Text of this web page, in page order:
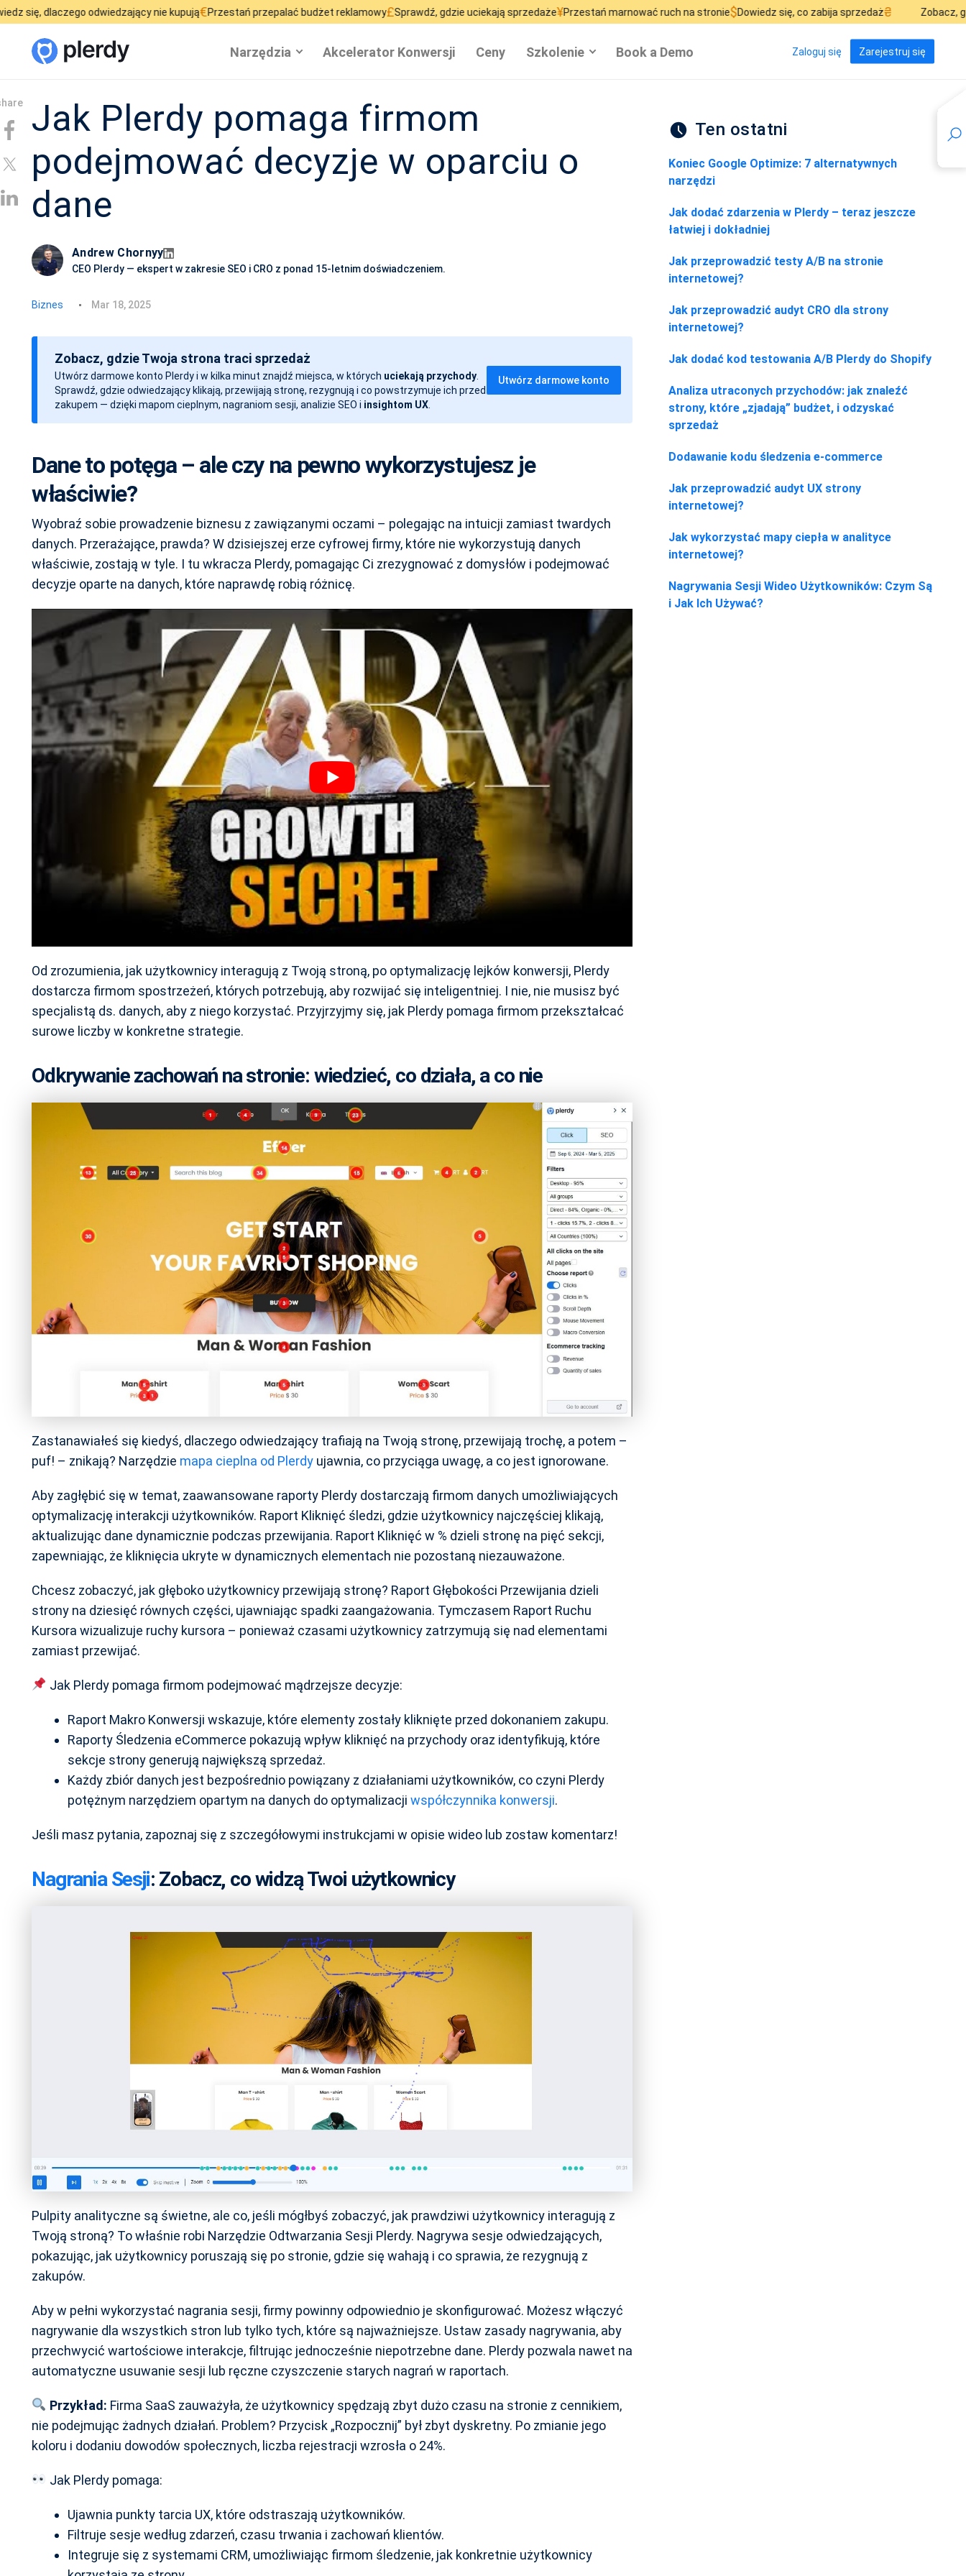
odwiedzający nie kupują€Przestań przepalać budżet reklamowy£Sprawdź, gdzie uciekają sprzedaże¥Przestań marnować ruch na stronie$Dowiedz się, co zabija sprzedaż ₴ Zobacz, gdzie
Narzędzia Akcelerator Konwersji Ceny Szkolenie Book a Demo Zaloguj się Zarejestruj się
Jak Plerdy pomaga firmom
podejmować decyzje w oparciu o
dane
Andrew Chornyy
CEO Plerdy — ekspert w zakresie SEO i CRO z ponad 15-letnim doświadczeniem.
Biznes
D
a
w
p
u
Mar 18, 2025
Zobacz, gdzie Twoja strona traci sprzedaż
Utwórz darmowe konto Plerdy i w kilka minut znajdź miejsca, w których uciekają przychody
Sprawdź, gdzie odwiedzający klikają, przewijają stronę, rezygnują i co powstrzymuje ich przed
zakupem — dzięki mapom cieplnym, nagraniom sesji, analizie SEO i insightom UX
Utwórz darmowe konto
Dane to potęga – ale czy na pewno wykorzystujesz je
właściwie?
Wyobraź sobie prowadzenie biznesu z zawiązanymi oczami – polegając na intuicji zamiast twardych
danych. Przerażające, prawda? W dzisiejszej erze cyfrowej firmy, które nie wykorzystują danych
właściwie, zostają w tyle. I tu wkracza Plerdy, pomagając Ci zrezygnować z domysłów i podejmować
decyzje oparte na danych, które naprawdę robią różnicę.
Od zrozumienia, jak użytkownicy interagują z Twoją stroną, po optymalizację lejków konwersji, Plerdy
dostarcza firmom spostrzeżeń, których potrzebują, aby rozwijać się inteligentniej. I nie, nie musisz być
specjalistą ds. danych, aby z niego korzystać. Przyjrzyjmy się, jak Plerdy pomaga firmom przekształcać
surowe liczby w konkretne strategie.
Odkrywanie zachowań na stronie: wiedzieć, co działa, a co nie
Zastanawiałeś się kiedyś, dlaczego odwiedzający trafiają na Twoją stronę, przewijają trochę, a potem –
puf! – znikają? Narzędzie mapa cieplna od Plerdy ujawnia, co przyciąga uwagę, a co jest ignorowane.
Aby zagłębić się w temat, zaawansowane raporty Plerdy dostarczają firmom danych umożliwiających
optymalizację interakcji użytkowników. Raport Kliknięć śledzi, gdzie użytkownicy najczęściej klikają,
aktualizując dane dynamicznie podczas przewijania. Raport Kliknięć w % dzieli stronę na pięć sekcji,
zapewniając, że kliknięcia ukryte w dynamicznych elementach nie pozostaną niezauważone.
Chcesz zobaczyć, jak głęboko użytkownicy przewijają stronę? Raport Głębokości Przewijania dzieli
strony na dziesięć równych części, ujawniając spadki zaangażowania. Tymczasem Raport Ruchu
Kursora wizualizuje ruchy kursora – ponieważ czasami użytkownicy zatrzymują się nad elementami
zamiast przewijać.
Jak Plerdy pomaga firmom podejmować mądrzejsze decyzje:
Raport Makro Konwersji wskazuje, które elementy zostały kliknięte przed dokonaniem zakupu.
Raporty Śledzenia eCommerce pokazują wpływ kliknięć na przychody oraz identyfikują, które
sekcje strony generują największą sprzedaż.
Każdy zbiór danych jest bezpośrednio powiązany z działaniami użytkowników, co czyni Plerdy
potężnym narzędziem opartym na danych do optymalizacji współczynnika konwersji.
Jeśli masz pytania, zapoznaj się z szczegółowymi instrukcjami w opisie wideo lub zostaw komentarz!
Nagrania Sesji: Zobacz, co widzą Twoi użytkownicy
Pulpity analityczne są świetne, ale co, jeśli mógłbyś zobaczyć, jak prawdziwi użytkownicy interagują z
Twoją stroną? To właśnie robi Narzędzie Odtwarzania Sesji Plerdy. Nagrywa sesje odwiedzających,
pokazując, jak użytkownicy poruszają się po stronie, gdzie się wahają i co sprawia, że rezygnują z
zakupów.
Aby w pełni wykorzystać nagrania sesji, firmy powinny odpowiednio je skonfigurować. Możesz włączyć
nagrywanie dla wszystkich stron lub tylko tych, które są najważniejsze. Ustaw zasady nagrywania, aby
przechwycić wartościowe interakcje, filtrując jednocześnie niepotrzebne dane. Plerdy pozwala nawet na
automatyczne usuwanie sesji lub ręczne czyszczenie starych nagrań w raportach.
Przykład: Firma SaaS zauważyła, że użytkownicy spędzają zbyt dużo czasu na stronie z cennikiem,
nie podejmując żadnych działań. Problem? Przycisk „Rozpocznij” był zbyt dyskretny. Po zmianie jego
koloru i dodaniu dowodów społecznych, liczba rejestracji wzrosła o 24%.
Jak Plerdy pomaga:
Ujawnia punkty tarcia UX, które odstraszają użytkowników.
Filtruje sesje według zdarzeń, czasu trwania i zachowań klientów.
Integruje się z systemami CRM, umożliwiając firmom śledzenie, jak konkretnie użytkownicy
Ten ostatni
Koniec Google Optimize: 7 alternatywnych
narzędzi
Jak dodać zdarzenia w Plerdy – teraz jeszcze
łatwiej i dokładniej
Jak przeprowadzić testy A/B na stronie
internetowej?
Jak przeprowadzić audyt CRO dla strony
internetowej?
Jak dodać kod testowania A/B Plerdy do Shopify
Analiza utraconych przychodów: jak znaleźć
strony, które „zjadają” budżet, i odzyskać
sprzedaż
Dodawanie kodu śledzenia e-commerce
Jak przeprowadzić audyt UX strony
internetowej?
Jak wykorzystać mapy ciepła w analityce
internetowej?
Nagrywania Sesji Wideo Użytkowników: Czym Są
i Jak Ich Używać?